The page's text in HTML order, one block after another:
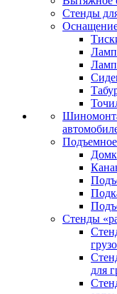
Стенды
Стенды
для